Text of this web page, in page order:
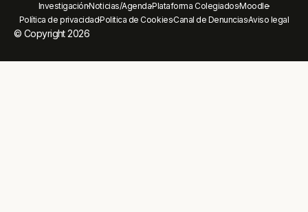
InvestigaciónNoticias/AgendaPlataforma ColegiadosMoodle
Política de privacidadPolitica de CookiesCanal de DenunciasAviso legal
© Copyright 2026